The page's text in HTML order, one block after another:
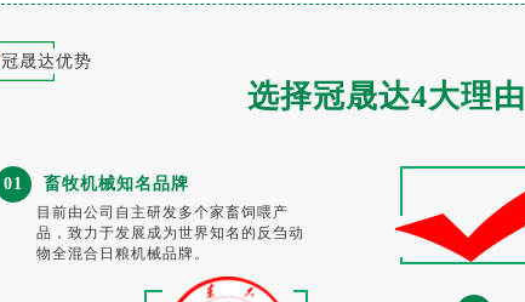
冠晟达优势
选择冠晟达4大理由
01 畜牧机械知名品牌
目前由公司自主研发多个家畜饲喂产
品，致力于发展成为世界知名的反刍动
物全混合日粮机械品牌。